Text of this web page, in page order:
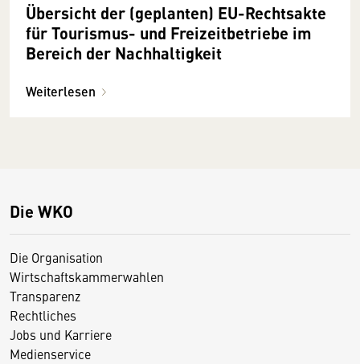
Übersicht der (geplanten) EU-Rechtsakte
für Tourismus- und Freizeitbetriebe im
Bereich der Nachhaltigkeit
Weiterlesen
Die WKO
Die Organisation
Wirtschaftskammerwahlen
Transparenz
Rechtliches
Jobs und Karriere
Medienservice